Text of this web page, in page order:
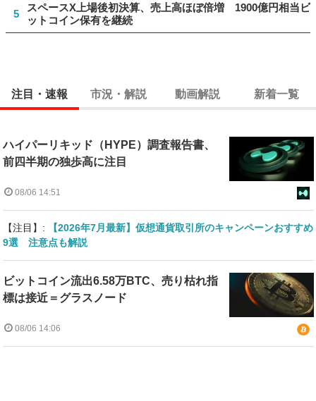
5
スペースX上場後初決算、売上高ほぼ倍増 1900億円相当ビ
ットコイン保有を継続
注目・速報 市況・解説 動画解説 新着一覧
ハイパーリキッド（HYPE）調査報告書、
前四半期の独歩高に注目
08/06 14:51
【注目】:
【2026年7月最新】仮想通貨取引所のキャンペーンおすすめ
9選 注意点も解説
ビットコイン流出6.58万BTC、売り枯れ指
標は接近＝グラスノード
08/06 14:06